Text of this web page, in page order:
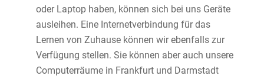
oder Laptop haben, können sich bei uns Geräte
ausleihen. Eine Internetverbindung für das
Lernen von Zuhause können wir ebenfalls zur
Verfügung stellen. Sie können aber auch unsere
Computerräume in Frankfurt und Darmstadt